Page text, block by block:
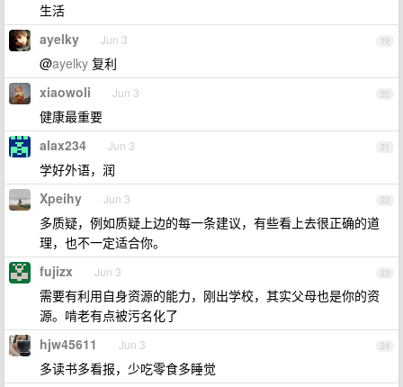
生活
19
ayelky Jun 3
@ayelky 复利
20
xiaowoli Jun 3
健康最重要
21
alax234 Jun 3
学好外语，润
22
Xpeihy Jun 3
多质疑，例如质疑上边的每一条建议，有些看上去很正确的道
理，也不一定适合你。
23
fujizx Jun 3
需要有利用自身资源的能力，刚出学校，其实父母也是你的资
源。啃老有点被污名化了
24
hjw45611 Jun 3
多读书多看报，少吃零食多睡觉